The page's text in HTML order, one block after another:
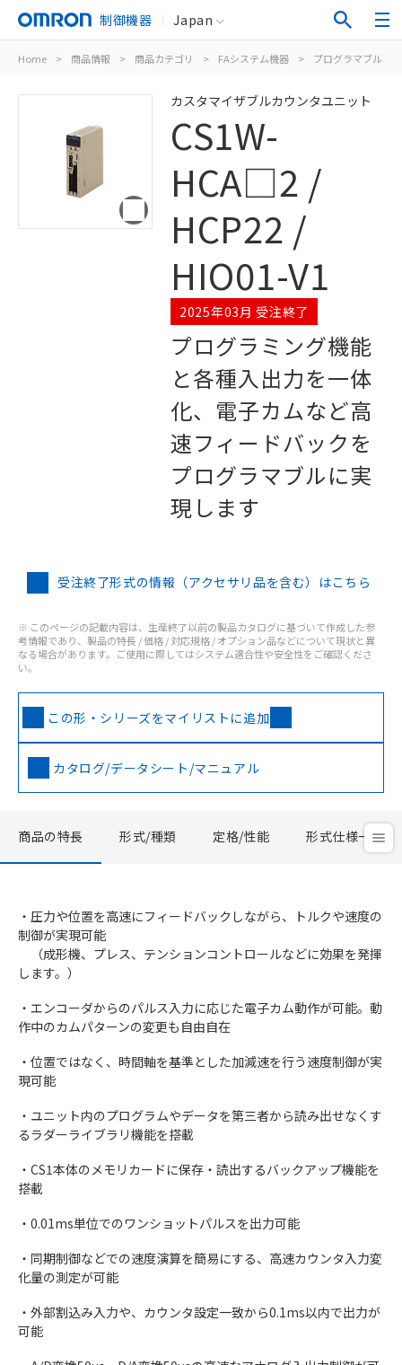
制御機器 Japan
Home > 商品情報 > 商品カテゴリ > FAシステム機器 > プログラマブルコ
カスタマイザブルカウンタユニット
CS1W-
HCA□2 /
HCP22 /
HIO01-V1
2025年03月 受注終了
プログラミング機能
と各種入出力を一体
化、電子カムなど高
速フィードバックを
プログラマブルに実
現します
受注終了形式の情報（アクセサリ品を含む）はこちら
※ このページの記載内容は、生産終了以前の製品カタログに基づいて作成した参
考情報であり、製品の特長 / 価格 / 対応規格 / オプション品などについて現状と異
なる場合があります。ご使用に際してはシステム適合性や安全性をご確認くださ
い。
この形・シリーズをマイリストに追加
カタログ/データシート/マニュアル
商品の特長 形式/種類 定格/性能 形式仕様一覧
・圧力や位置を高速にフィードバックしながら、トルクや速度の
制御が実現可能
（成形機、プレス、テンションコントロールなどに効果を発揮
します。）
・エンコーダからのパルス入力に応じた電子カム動作が可能。動
作中のカムパターンの変更も自由自在
・位置ではなく、時間軸を基準とした加減速を行う速度制御が実
現可能
・ユニット内のプログラムやデータを第三者から読み出せなくす
るラダーライブラリ機能を搭載
・CS1本体のメモリカードに保存・読出するバックアップ機能を
搭載
・0.01ms単位でのワンショットパルスを出力可能
・同期制御などでの速度演算を簡易にする、高速カウンタ入力変
化量の測定が可能
・外部割込み入力や、カウンタ設定一致から0.1ms以内で出力が
可能